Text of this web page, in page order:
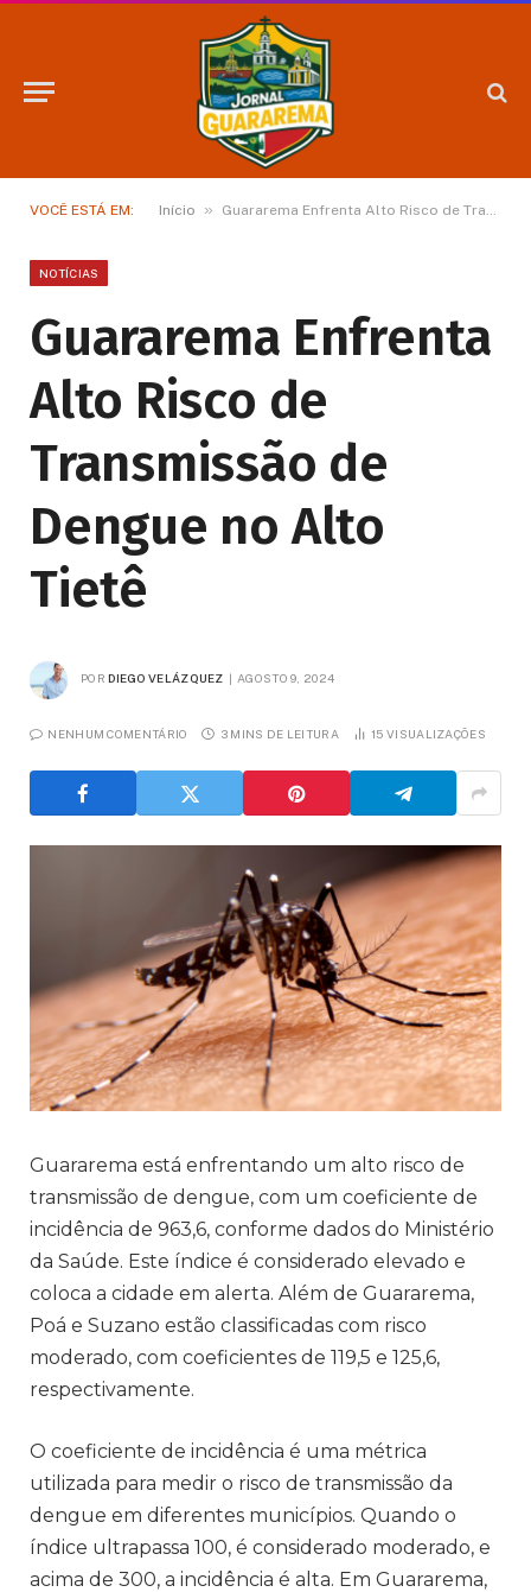
VOCÊ ESTÁ EM: Início » Guararema Enfrenta Alto Risco de Transmissão de Dengue no Alto Tietê
NOTÍCIAS
Guararema Enfrenta
Alto Risco de
Transmissão de
Dengue no Alto
Tietê
POR DIEGO VELÁZQUEZ AGOSTO 9, 2024
NENHUM COMENTÁRIO 3 MINS DE LEITURA 15VISUALIZAÇÕES
Guararema está enfrentando um alto risco de
transmissão de dengue, com um coeficiente de
incidência de 963,6, conforme dados do Ministério
da Saúde. Este índice é considerado elevado e
coloca a cidade em alerta. Além de Guararema,
Poá e Suzano estão classificadas com risco
moderado, com coeficientes de 119,5 e 125,6,
respectivamente.
O coeficiente de incidência é uma métrica
utilizada para medir o risco de transmissão da
dengue em diferentes municípios. Quando o
índice ultrapassa 100, é considerado moderado, e
acima de 300, a incidência é alta. Em Guararema,